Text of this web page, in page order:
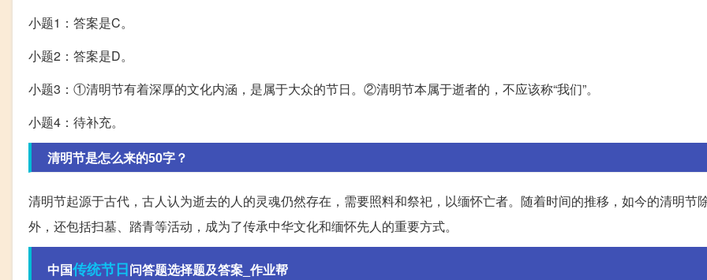
小题1：答案是C。
小题2：答案是D。
小题3：①清明节有着深厚的文化内涵，是属于大众的节日。②清明节本属于逝者的，不应该称“我们”。
小题4：待补充。
清明节是怎么来的50字？
清明节起源于古代，古人认为逝去的人的灵魂仍然存在，需要照料和祭祀，以缅怀亡者。随着时间的推移，如今的清明节
外，还包括扫墓、踏青等活动，成为了传承中华文化和缅怀先人的重要方式。
中国传统节日问答题选择题及答案_作业帮